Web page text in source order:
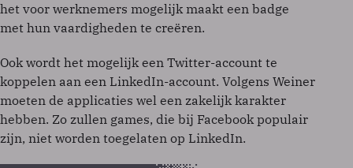
het voor werknemers mogelijk maakt een badge
met hun vaardigheden te creëren.
Ook wordt het mogelijk een Twitter-account te
koppelen aan een LinkedIn-account. Volgens Weiner
moeten de applicaties wel een zakelijk karakter
hebben. Zo zullen games, die bij Facebook populair
zijn, niet worden toegelaten op LinkedIn.